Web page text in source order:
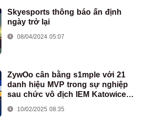
Skyesports thông báo ấn định
ngày trở lại
08/04/2024 05:07
ZywOo cân bằng s1mple với 21
danh hiệu MVP trong sự nghiệp
sau chức vô địch IEM Katowice
2025
10/02/2025 08:35